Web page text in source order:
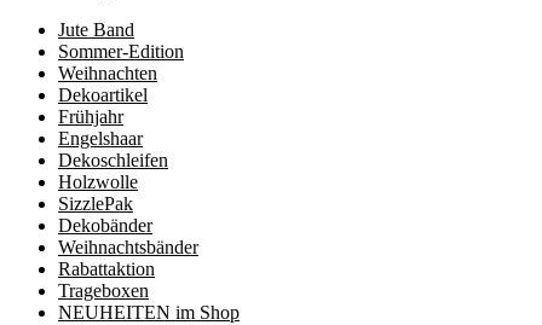
Jute Band
Sommer-Edition
Weihnachten
Dekoartikel
Frühjahr
Engelshaar
Dekoschleifen
Holzwolle
SizzlePak
Dekobänder
Weihnachtsbänder
Rabattaktion
Trageboxen
NEUHEITEN im Shop